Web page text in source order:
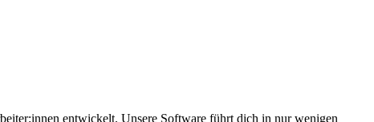
entwickelt. Unsere Software führt dich in nur wenigen